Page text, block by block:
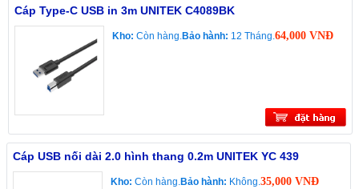
Cáp Type-C USB in 3m UNITEK C4089BK
Kho: Còn hàng.Bảo hành: 12 Tháng.64,000 VNĐ
Cáp USB nối dài 2.0 hình thang 0.2m UNITEK YC 439
Kho: Còn hàng.Bảo hành: Không.35,000 VNĐ